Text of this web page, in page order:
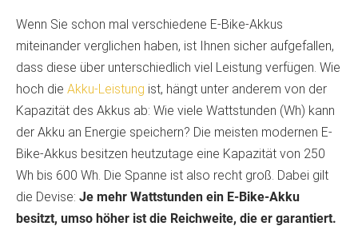
Wenn Sie schon mal verschiedene E-Bike-Akkus
miteinander verglichen haben, ist Ihnen sicher aufgefallen,
dass diese über unterschiedlich viel Leistung verfügen. Wie
hoch die Akku-Leistung ist, hängt unter anderem von der
Kapazität des Akkus ab: Wie viele Wattstunden (Wh) kann
der Akku an Energie speichern? Die meisten modernen E-
Bike-Akkus besitzen heutzutage eine Kapazität von 250
Wh bis 600 Wh. Die Spanne ist also recht groß. Dabei gilt
die Devise: Je mehr Wattstunden ein E-Bike-Akku
besitzt, umso höher ist die Reichweite, die er garantiert.